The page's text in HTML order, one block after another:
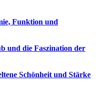
Funktion und
und die Faszination der
Schönheit und Stärke